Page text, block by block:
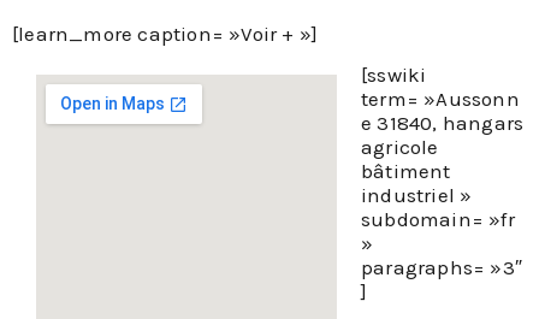
[learn_more caption= »Voir + »]
[sswiki
term= »Aussonn
e 31840, hangars
agricole
bâtiment
industriel »
subdomain= »fr
»
paragraphs= »3″
]